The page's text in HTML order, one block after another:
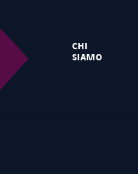
CHI
SIAMO